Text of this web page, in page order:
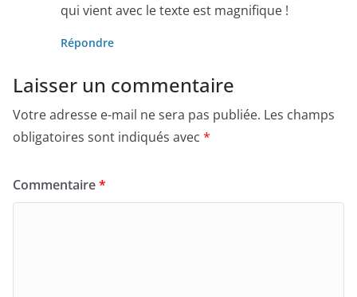
qui vient avec le texte est magnifique !
Répondre
Laisser un commentaire
Votre adresse e-mail ne sera pas publiée. Les champs
obligatoires sont indiqués avec *
Commentaire*